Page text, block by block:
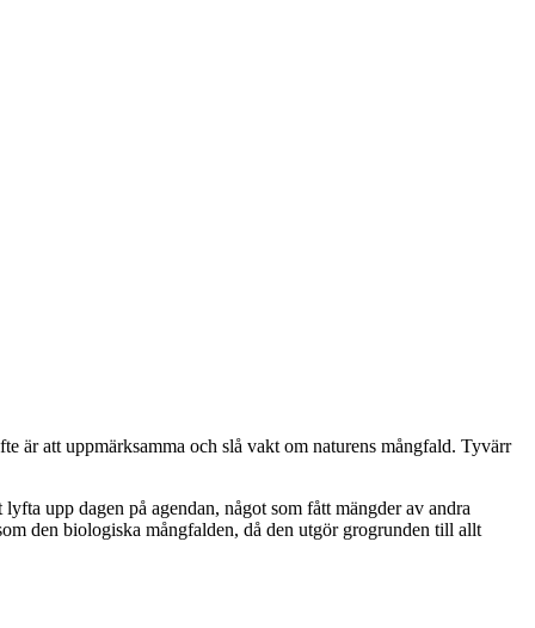
att uppmärksamma och slå vakt om naturens mångfald. Tyvärr
upp dagen på agendan, något som fått mängder av andra
den biologiska mångfalden, då den utgör grogrunden till allt